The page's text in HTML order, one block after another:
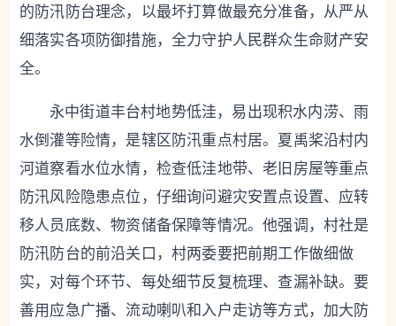
的防汛防台理念，以最坏打算做最充分准备，从严从
细落实各项防御措施，全力守护人民群众生命财产安
全。
永中街道丰台村地势低洼，易出现积水内涝、雨
水倒灌等险情，是辖区防汛重点村居。夏禹桨沿村内
河道察看水位水情，检查低洼地带、老旧房屋等重点
防汛风险隐患点位，仔细询问避灾安置点设置、应转
移人员底数、物资储备保障等情况。他强调，村社是
防汛防台的前沿关口，村两委要把前期工作做细做
实，对每个环节、每处细节反复梳理、查漏补缺。要
善用应急广播、流动喇叭和入户走访等方式，加大防